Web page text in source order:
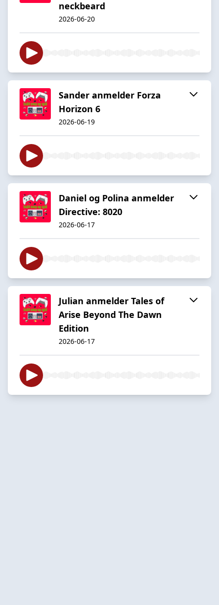
neckbeard
2026-06-20
Sander anmelder Forza
Horizon 6
2026-06-19
Daniel og Polina anmelder
Directive: 8020
2026-06-17
Julian anmelder Tales of
Arise Beyond The Dawn
Edition
2026-06-17